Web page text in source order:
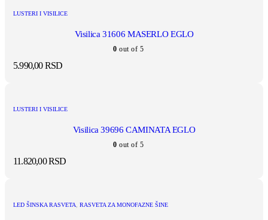
LUSTERI I VISILICE
Visilica 31606 MASERLO EGLO
0 out of 5
5.990,00RSD
LUSTERI I VISILICE
Visilica 39696 CAMINATA EGLO
0 out of 5
11.820,00RSD
LED ŠINSKA RASVETA, RASVETA ZA MONOFAZNE ŠINE